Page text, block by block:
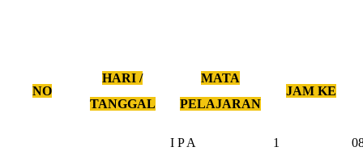
NO
HARI /
TANGGAL
MATA
PELAJARAN
JAM KE
I P A 1